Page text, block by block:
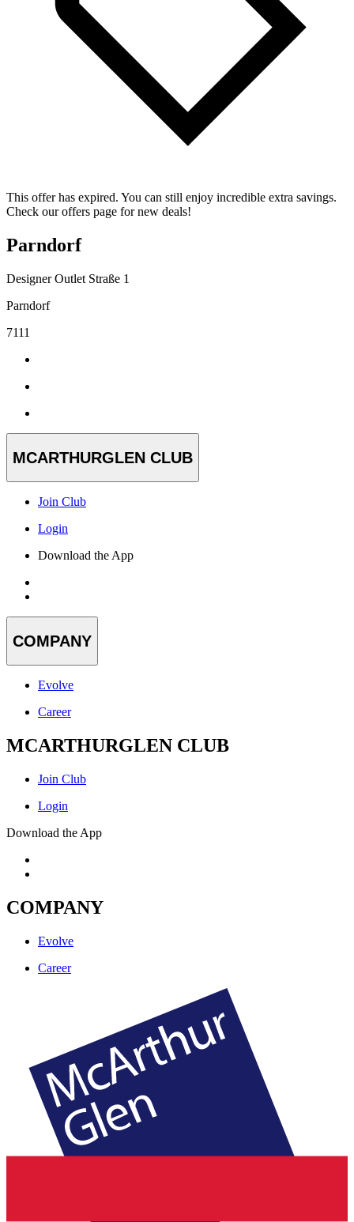
This offer has expired. You can still enjoy incredible extra savings.
Check our offers page for new deals!
Parndorf
Designer Outlet Straße 1
Parndorf
7111
MCARTHURGLEN CLUB
Join Club
Login
Download the App
COMPANY
Evolve
Career
MCARTHURGLEN CLUB
Join Club
Login
Download the App
COMPANY
Evolve
Career